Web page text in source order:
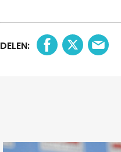
DELEN: